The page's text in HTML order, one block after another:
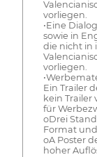
vorliegen.
•Eine
sowie in
die nicht in
vorliegen.
Ein Trailer
kein Trailer
für
oDrei
Format
oA Poster
hoher